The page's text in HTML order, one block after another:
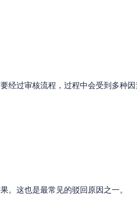
经过审核流程，过程中会受到多种
。这也是最常见的驳回原因之一。